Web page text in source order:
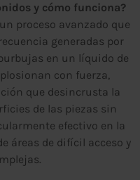
y cómo funciona?
proceso avanzado que
generadas por
en un líquido de
con fuerza,
que desincrusta la
de las piezas sin
efectivo en la
áreas de difícil acceso y